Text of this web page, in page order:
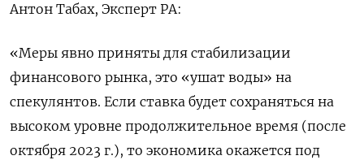
Антон Табах, Эксперт РА:
«Меры явно приняты для стабилизации
финансового рынка, это «ушат воды» на
спекулянтов. Если ставка будет сохраняться на
высоком уровне продолжительное время (после
октября 2023 г.), то экономика окажется под